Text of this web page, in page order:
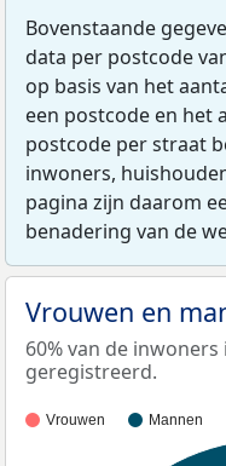
Bovenstaande
data per postcode
op basis van het
een postcode en het
postcode per straat
inwoners,
pagina zijn daarom
benadering van de
Vrouwen en
60% van de
geregistreerd.
Vrouwen Mannen